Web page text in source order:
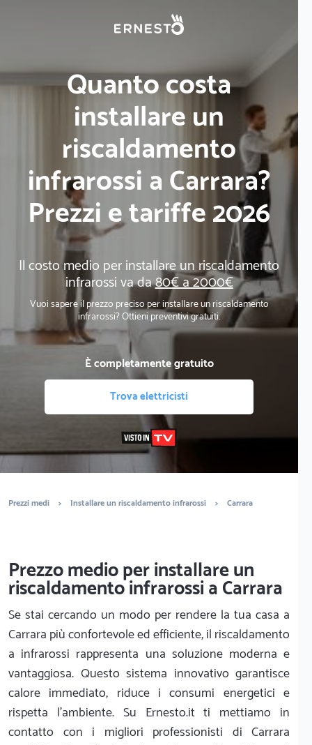
Quanto costa
installare un
riscaldamento
infrarossi a Carrara?
Prezzi e tariffe 2026
Il costo medio per installare un riscaldamento
infrarossi va da80€ a 2000€
Vuoi sapere il prezzo preciso per installare un riscaldamento
infrarossi? Ottieni preventivi gratuiti.
È completamente gratuito
Trova elettricisti
Prezzi medi > Installare un riscaldamento infrarossi > Carrara
Prezzo medio per installare un
riscaldamento infrarossi a Carrara
Se stai cercando un modo per rendere la tua casa a
Carrara più confortevole ed efficiente, il riscaldamento
a infrarossi rappresenta una soluzione moderna e
vantaggiosa. Questo sistema innovativo garantisce
calore immediato, riduce i consumi energetici e
rispetta l'ambiente. Su Ernesto.it ti mettiamo in
contatto con i migliori professionisti di Carrara